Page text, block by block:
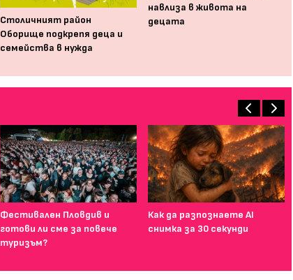
Столичният район
Оборище подкрепя деца и
семейства в нужда
навлиза в живота на
децата
Фестивален Пловдив и
готови ли сме за повече
туризъм?
Как да разпознаете AI
снимка за 30 секунди